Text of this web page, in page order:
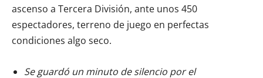
ascenso a Tercera División, ante unos 450
espectadores, terreno de juego en perfectas
condiciones algo seco.
Se guardó un minuto de silencio por el